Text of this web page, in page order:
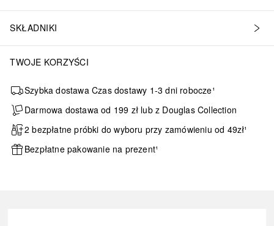
SKŁADNIKI
TWOJE KORZYŚCI
Szybka dostawa Czas dostawy 1-3 dni robocze¹
Darmowa dostawa od 199 zł lub z Douglas Collection
2 bezpłatne próbki do wyboru przy zamówieniu od 49zł¹
Bezpłatne pakowanie na prezent¹